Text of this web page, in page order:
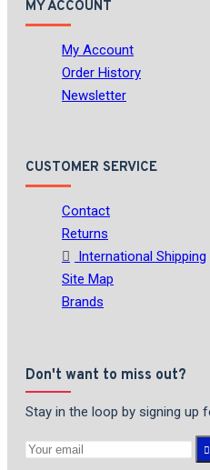
MY ACCOUNT
My Account
Order History
Newsletter
CUSTOMER SERVICE
Contact
Returns
International Shipping
Site Map
Brands
Don't want to miss out?
Stay in the loop by signing up